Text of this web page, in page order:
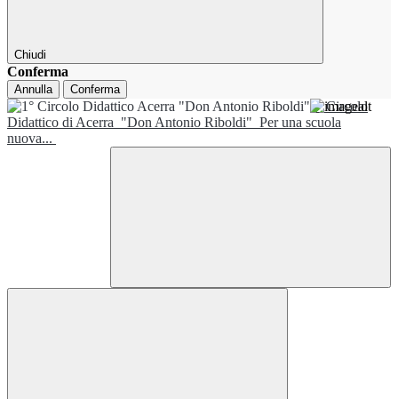
Chiudi
Conferma
Annulla Conferma
1° Circolo
Didattico di Acerra "Don Antonio Riboldi" Per una scuola
nuova...